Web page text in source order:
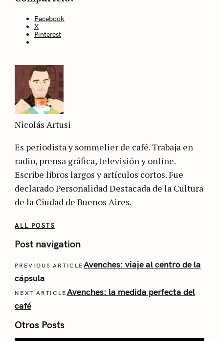
Facebook
X
Pinterest
Nicolás Artusi
Es periodista y sommelier de café. Trabaja en
radio, prensa gráfica, televisión y online.
Escribe libros largos y artículos cortos. Fue
declarado Personalidad Destacada de la Cultura
de la Ciudad de Buenos Aires.
ALL POSTS
Post navigation
PREVIOUS ARTICLE Avenches: viaje al centro de la
cápsula
NEXT ARTICLE Avenches: la medida perfecta del
café
Otros Posts